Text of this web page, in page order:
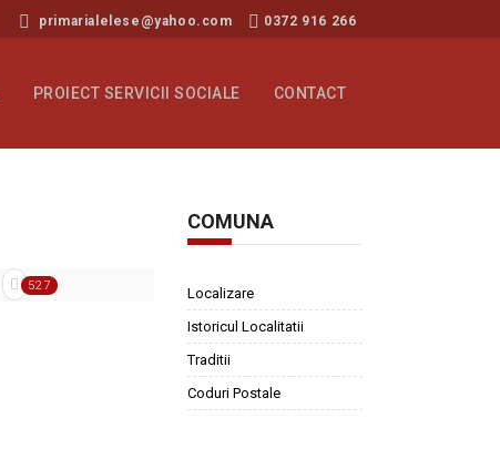
primarialelese@yahoo.com 0372 916 266
PROIECT SERVICII SOCIALE CONTACT
527
COMUNA
Localizare
Istoricul Localitatii
Traditii
Coduri Postale